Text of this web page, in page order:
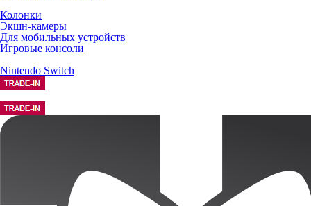
Колонки
Экшн-камеры
Для мобильных устройств
Игровые консоли
Nintendo Switch